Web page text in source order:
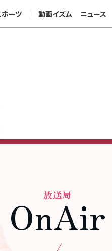
ーツ 動画イズム ニュース
OnAir